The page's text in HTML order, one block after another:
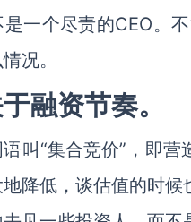
一个尽责的CEO。
况。
融资节奏。
叫“集合竞价”，即
降低，谈估值的时